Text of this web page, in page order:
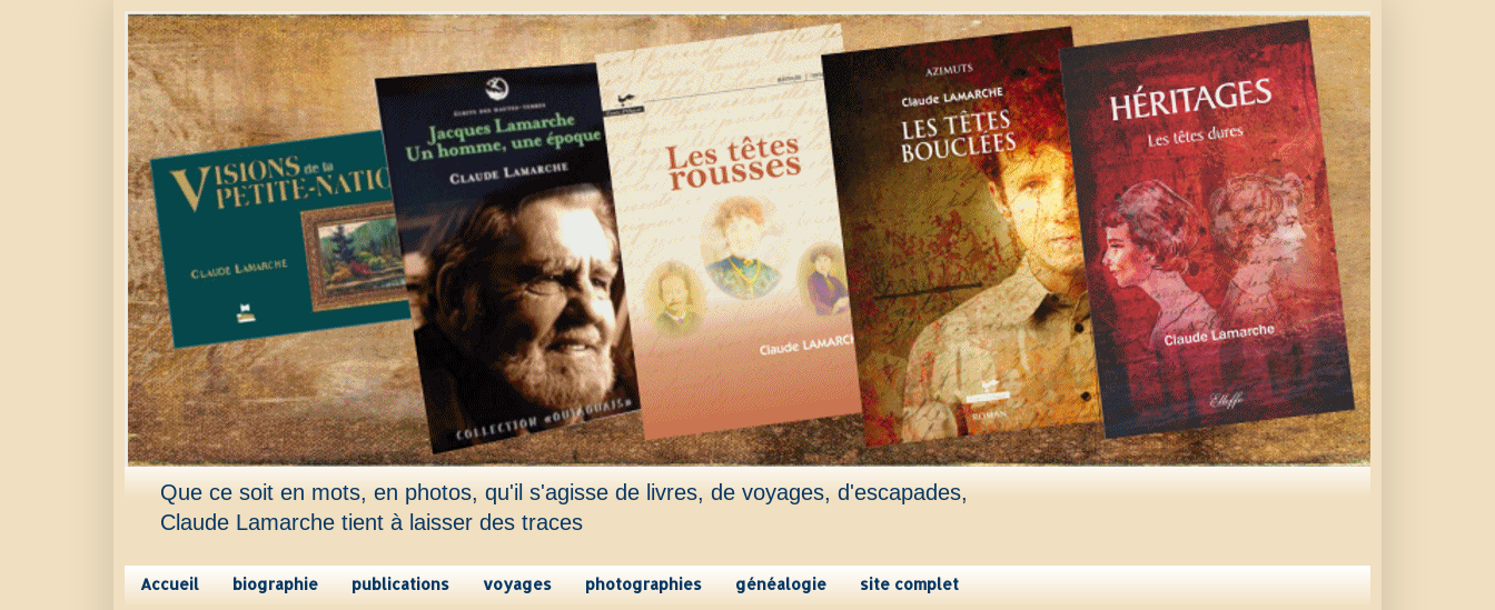
Que ce soit en mots, en photos, qu'il s'agisse de livres, de voyages, d'escapades,
Claude Lamarche tient à laisser des traces
Accueil biographie publications voyages photographies généalogie site complet